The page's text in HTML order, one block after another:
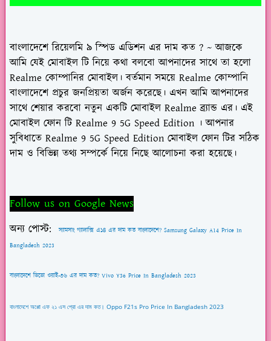
বাংলাদেশে রিয়েলমি ৯ স্পিড এডিশন এর দাম কত ? ~ আজকে
আমি যেই মোবাইল টি নিয়ে কথা বলবো আপনাদের সাথে তা হলো
Realme কোম্পানির মোবাইল। বর্তমান সময়ে Realme কোম্পানি
বাংলাদেশে প্রচুর জনপ্রিয়তা অর্জন করেছে। এখন আমি আপনাদের
সাথে শেয়ার করবো নতুন একটি মোবাইল Realme ব্র্যান্ড এর। এই
মোবাইল ফোন টি Realme 9 5G Speed Edition । আপনার
সুবিধাতে Realme 9 5G Speed Edition মোবাইল ফোন টির সঠিক
দাম ও বিভিন্ন তথ্য সম্পর্কে নিয়ে নিছে আলোচনা করা হয়েছে।
Follow us on Google News
অন্য পোস্ট:স্যামসাং গ্যালাক্সি এ১৪ এর দাম কত বাংলাদেশে? Samsung Galaxy A14 Price In
Bangladesh 2023
বাংলাদেশে ভিভো ওয়াই-৩৬ এর দাম কত? Vivo Y36 Price In Bangladesh 2023
বাংলাদেশে অপ্পো এফ ২১ এস প্রো এর দাম কত। Oppo F21s Pro Price In Bangladesh 2023